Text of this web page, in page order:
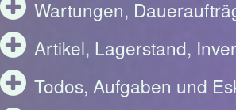
Wartungen,
Artikel, Lagerstand,
Todos, Aufgaben und